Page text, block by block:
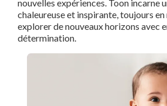
nouvelles expériences. Toon incarne
chaleureuse et inspirante, toujours
explorer de nouveaux horizons avec
détermination.